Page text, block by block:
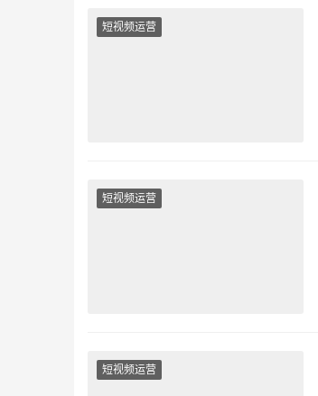
短视频运营
短视频运营
短视频运营